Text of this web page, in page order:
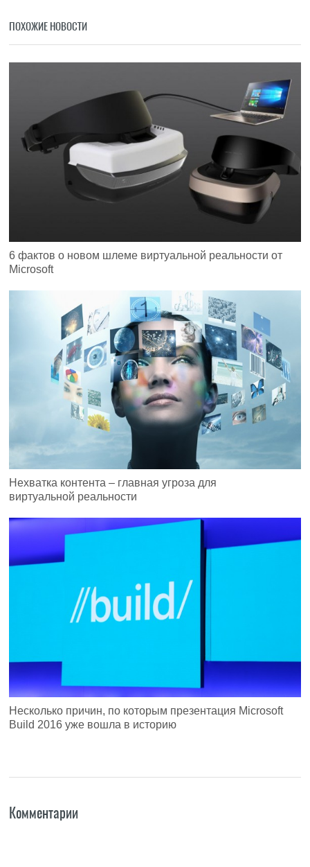
ПОХОЖИЕ НОВОСТИ
6 фактов о новом шлеме виртуальной реальности от
Microsoft
Нехватка контента – главная угроза для
виртуальной реальности
Несколько причин, по которым презентация Microsoft
Build 2016 уже вошла в историю
Комментарии